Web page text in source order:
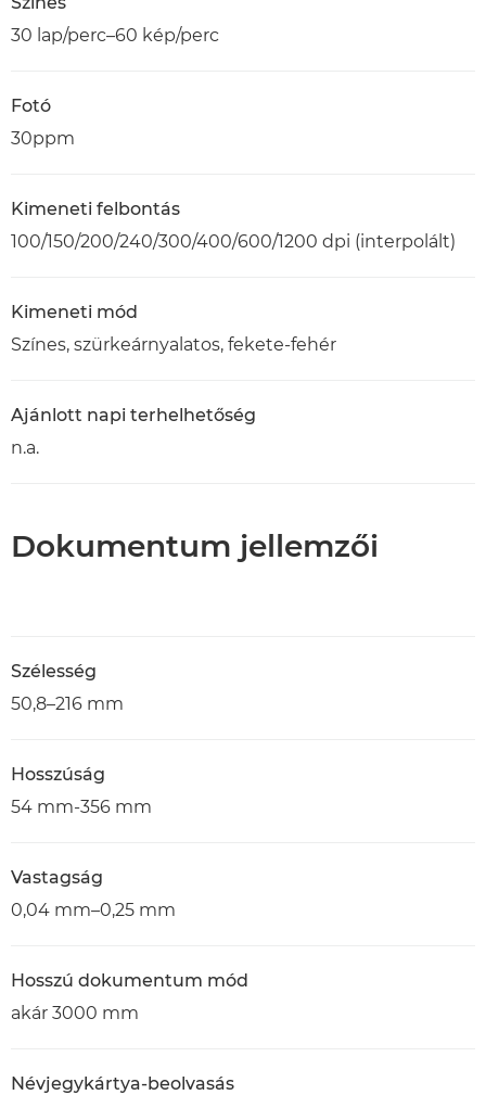
30 lap/perc–60 kép/perc
Fotó
30ppm
Kimeneti felbontás
100/150/200/240/300/400/600/1200 dpi (interpolált)
Kimeneti mód
Színes, szürkeárnyalatos, fekete-fehér
Ajánlott napi terhelhetőség
n.a.
Dokumentum jellemzői
Szélesség
50,8–216 mm
Hosszúság
54 mm-356 mm
Vastagság
0,04 mm–0,25 mm
Hosszú dokumentum mód
akár 3000 mm
Névjegykártya-beolvasás